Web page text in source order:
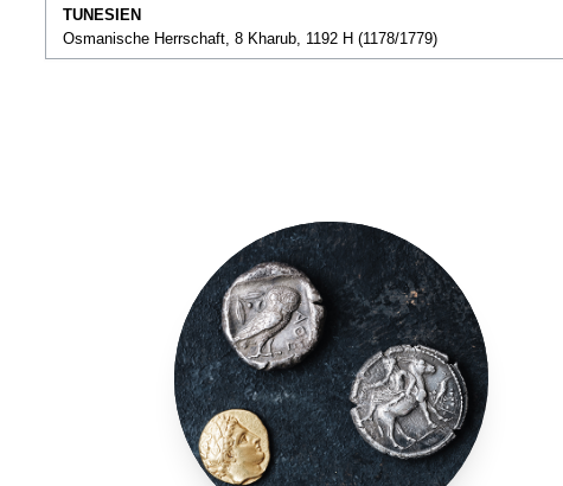
TUNESIEN
Osmanische Herrschaft, 8 Kharub, 1192 H (1178/1779)